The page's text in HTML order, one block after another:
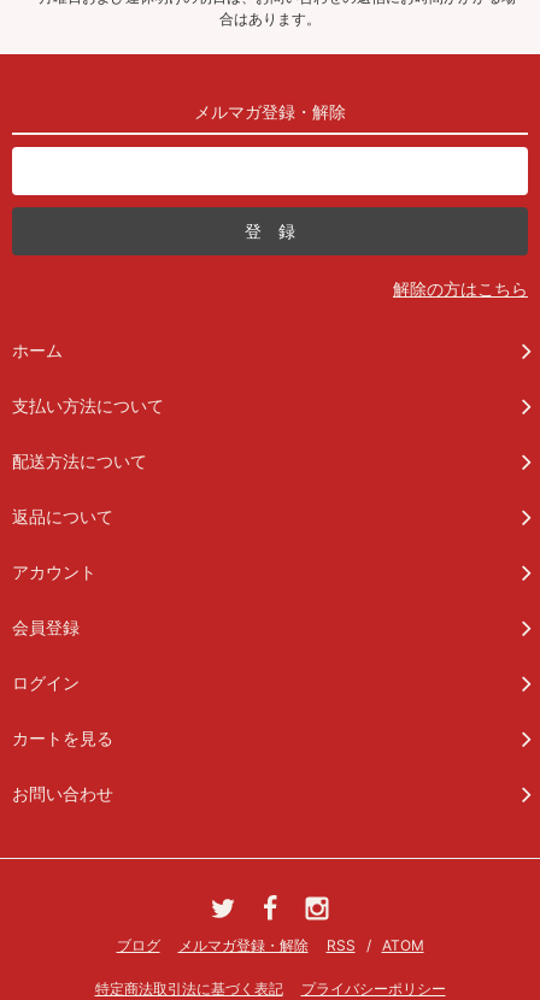
合はあります。
メルマガ登録・解除
解除の方はこちら
ホーム
支払い方法について
配送方法について
返品について
アカウント
会員登録
ログイン
カートを見る
お問い合わせ
ブログ メルマガ登録・解除 RSS / ATOM
特定商法取引法に基づく表記 プライバシーポリシー